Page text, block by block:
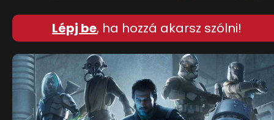
Lépj be, ha hozzá akarsz szólni!